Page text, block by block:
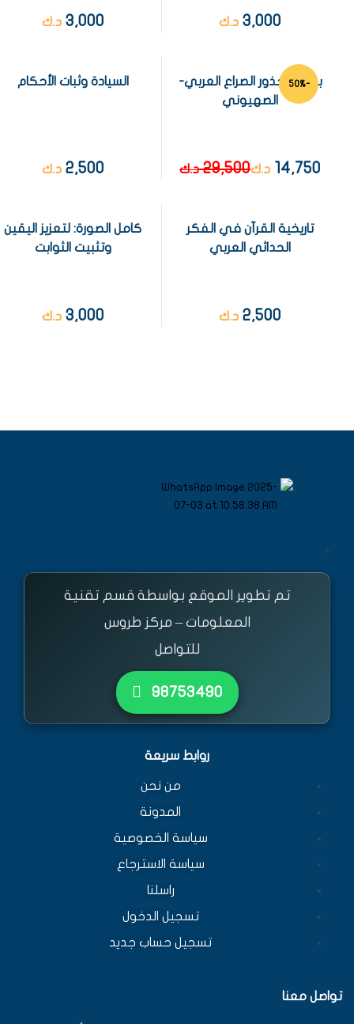
3,000 د.ك 3,000 د.ك
-50%
بوكس جذور الصراع العربي-
الصهيوني
29,500 د.ك 14,750 د.ك
السيادة وثبات الأحكام
2,500 د.ك
تاريخية القرآن في الفكر
الحداثي العربي
2,500 د.ك
كامل الصورة: لتعزيز اليقين
وتثبيت الثوابت
3,000 د.ك
<
تم تطوير الموقع بواسطة قسم تقنية
المعلومات – مركز طروس
للتواصل
٩٨٧٥٣٤٩٠
روابط سريعة
من نحن
المدونة
سياسة الخصوصية
سياسة الاسترجاع
راسلنا
تسجيل الدخول
تسجيل حساب جديد
تواصل معنا